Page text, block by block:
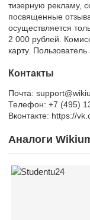
тизерную рекламу,
посвященные
осуществляется
2 000 рублей.
карту.
Контакты
Почта:
Телефон: +7 (495)
Вконтакте: https://
Аналоги